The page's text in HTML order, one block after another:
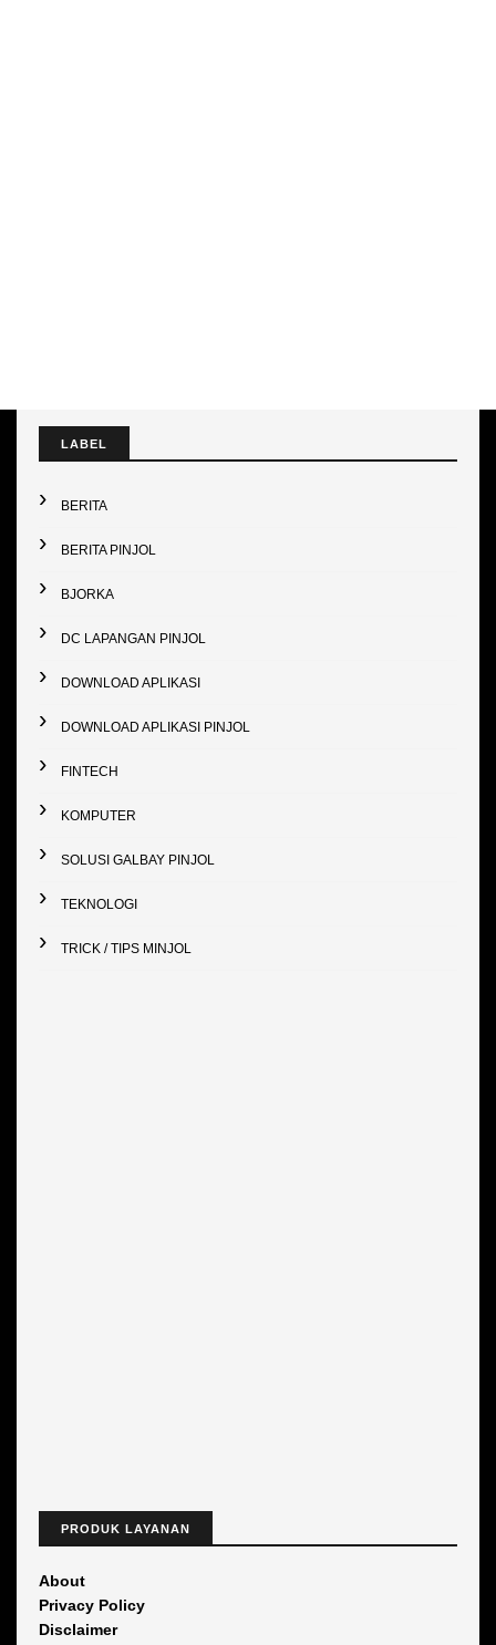
LABEL
BERITA
BERITA PINJOL
BJORKA
DC LAPANGAN PINJOL
DOWNLOAD APLIKASI
DOWNLOAD APLIKASI PINJOL
FINTECH
KOMPUTER
SOLUSI GALBAY PINJOL
TEKNOLOGI
TRICK / TIPS MINJOL
PRODUK LAYANAN
About
Privacy Policy
Disclaimer